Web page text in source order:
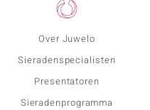
Over Juwelo
Sieradenspecialisten
Presentatoren
Sieradenprogramma